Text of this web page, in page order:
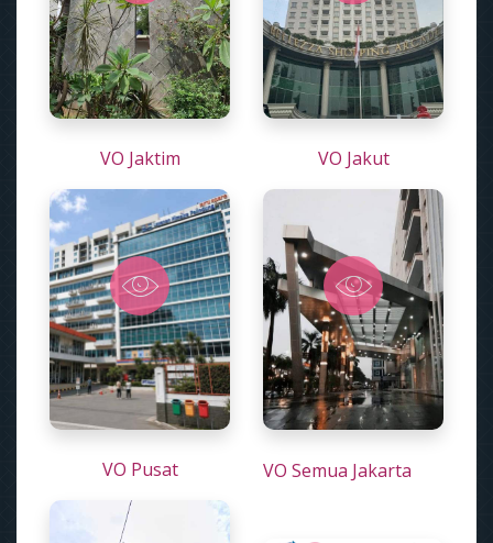
VO Jaktim VO Jakut
VO Pusat VO Semua Jakarta